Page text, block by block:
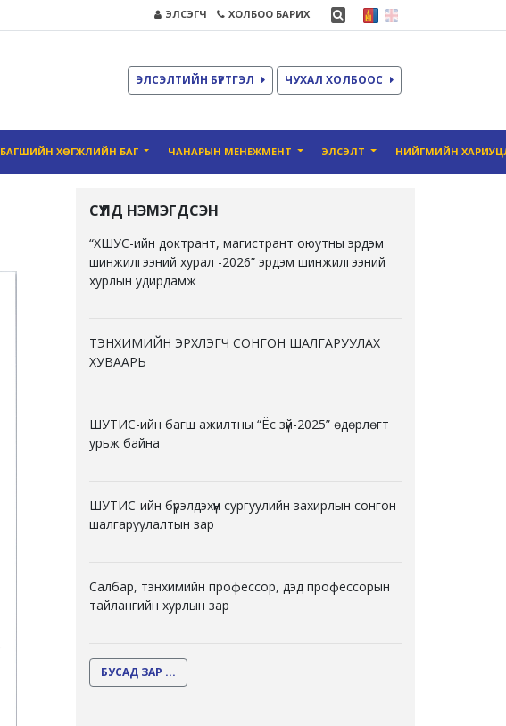
ЭЛСЭГЧ ХОЛБОО БАРИХ
ЭЛСЭЛТИЙН БҮРТГЭЛ ЧУХАЛ ХОЛБООС
БАГШИЙН ХӨГЖЛИЙН БАГ ЧАНАРЫН MЕНЕЖМЕНТ ЭЛСЭЛТ НИЙГМИЙН
СҮҮЛД НЭМЭГДСЭН
“ХШУС-ийн доктрант, магистрант оюутны эрдэм
шинжилгээний хурал -2026” эрдэм шинжилгээний
хурлын удирдамж
ТЭНХИМИЙН ЭРХЛЭГЧ СОНГОН ШАЛГАРУУЛАХ
ХУВААРЬ
ШУТИС-ийн багш ажилтны “Ёс зүй-2025” өдөрлөгт
урьж байна
ШУТИС-ийн бүрэлдэхүүн сургуулийн захирлын сонгон
шалгаруулалтын зар
Салбар, тэнхимийн профессор, дэд профессорын
тайлангийн хурлын зар
БУСАД ЗАР ...